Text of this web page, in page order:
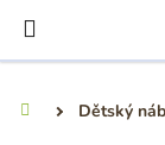
obsah
Dětský